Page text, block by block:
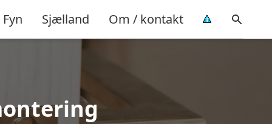
Fyn Sjælland Om / kontakt